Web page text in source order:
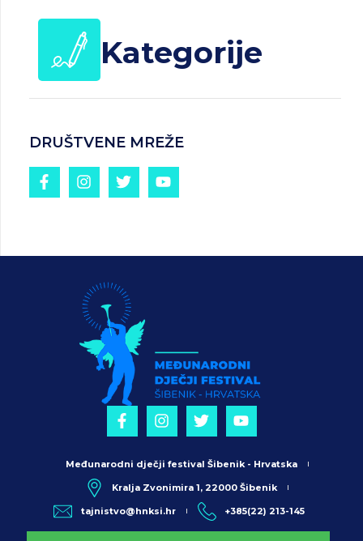
Kategorije
DRUŠTVENE MREŽE
Međunarodni dječji festival Šibenik - Hrvatska
Kralja Zvonimira 1, 22000 Šibenik
tajnistvo@hnksi.hr +385(22) 213-145